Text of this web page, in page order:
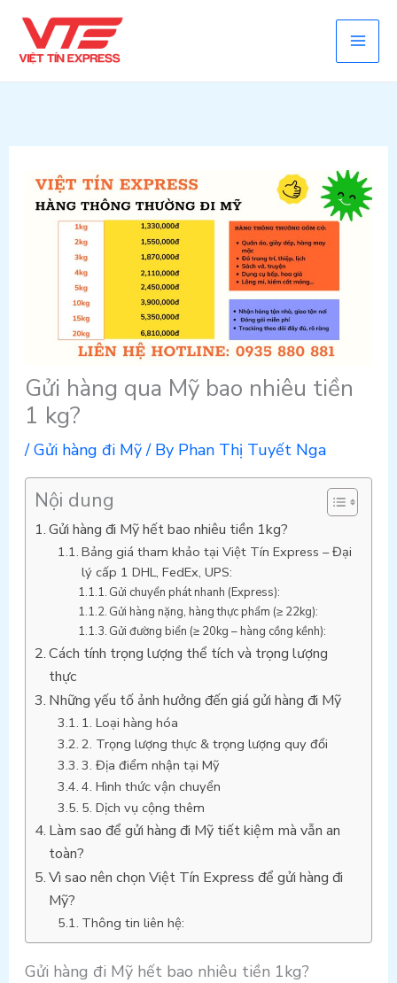
Skip
content
Gửi hàng qua Mỹ bao nhiêu tiền
1 kg?
/Gửi hàng đi Mỹ/ By Phan Thị Tuyết Nga
Nội dung
Gửi hàng đi Mỹ hết bao nhiêu tiền 1kg?
Bảng giá tham khảo tại Việt Tín Express – Đại
lý cấp 1 DHL, FedEx, UPS:
Gửi chuyển phát nhanh (Express):
Gửi hàng nặng, hàng thực phẩm (≥ 22kg):
Gửi đường biển (≥ 20kg – hàng cồng kềnh):
Cách tính trọng lượng thể tích và trọng lượng
thực
Những yếu tố ảnh hưởng đến giá gửi hàng đi Mỹ
1. Loại hàng hóa
2. Trọng lượng thực & trọng lượng quy đổi
3. Địa điểm nhận tại Mỹ
4. Hình thức vận chuyển
5. Dịch vụ cộng thêm
Làm sao để gửi hàng đi Mỹ tiết kiệm mà vẫn an
toàn?
Vì sao nên chọn Việt Tín Express để gửi hàng đi
Mỹ?
Thông tin liên hệ:
Gửi hàng đi Mỹ hết bao nhiêu tiền 1kg?